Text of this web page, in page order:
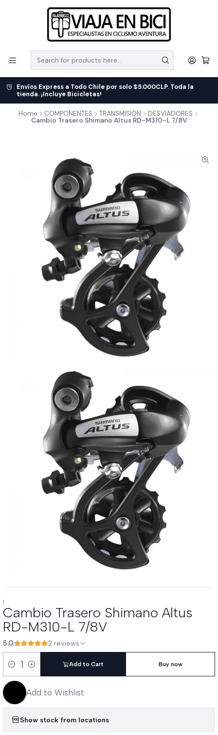
Envíos Express a Todo Chile por solo $5.000CLP. Toda la
tienda. ¡Incluye Bicicletas!
Home COMPONENTES TRANSMISIÓN
DESVIADORES
Cambio Trasero Shimano Altus RD-M310-L 7/8V
|
Cambio Trasero Shimano Altus
RD-M310-L 7/8V
5.0 2 reviews
Quantity
Add to Cart Buy now
Add to Wishlist
Show stock from locations